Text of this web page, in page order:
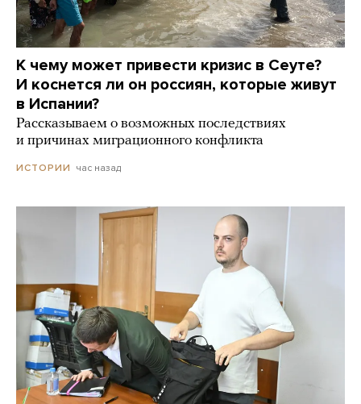
К чему может привести кризис в Сеуте?
И коснется ли он россиян, которые живут
в Испании?
Рассказываем о возможных последствиях
и причинах миграционного конфликта
ИСТОРИИ час назад